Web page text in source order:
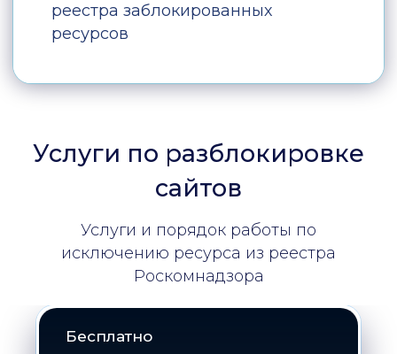
реестра заблокированных
ресурсов
Услуги по разблокировке
сайтов
Услуги и порядок работы по
исключению ресурса из реестра
Роскомнадзора
Бесплатно